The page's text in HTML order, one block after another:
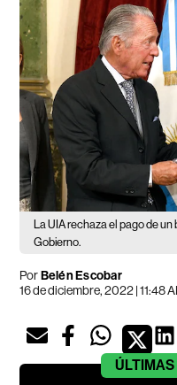
La UIA rechaza el pago de un
Gobierno.
PorBelén Escobar
16 de diciembre, 2022 | 11:48
ÚLTIMAS